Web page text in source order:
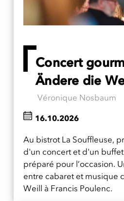
Concert
Ändere die
Véronique Nosbaum
Au bistrot La Souffleuse,
d'un concert et d'un
préparé pour l’occasion.
entre cabaret et musique
Weill à Francis Poulenc.
16.10.2026